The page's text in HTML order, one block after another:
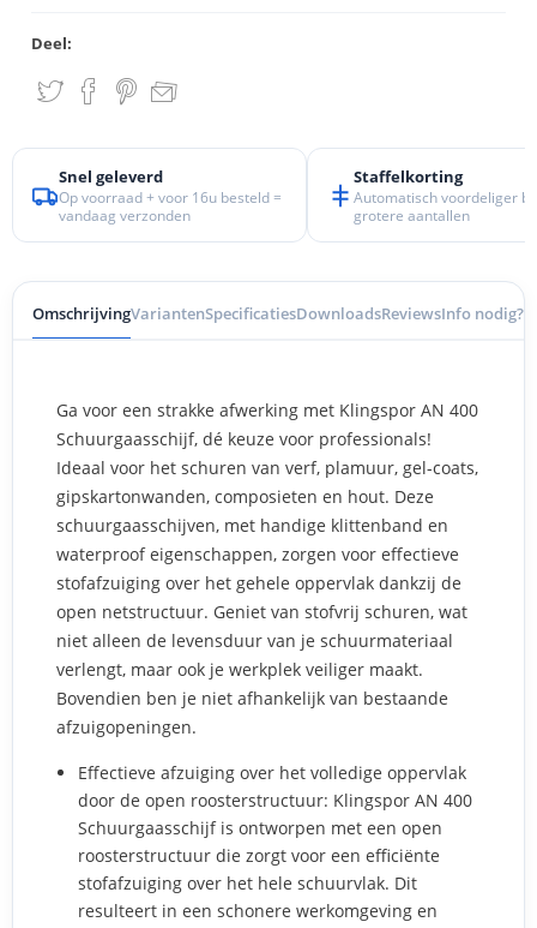
Deel:
Snel geleverd
Op voorraad + voor 16u besteld =
vandaag verzonden
Staffelkorting
Automatisch voordeliger bij
grotere aantallen
OmschrijvingVariantenSpecificatiesDownloadsReviewsInfo nodig?
Ga voor een strakke afwerking met Klingspor AN 400
Schuurgaasschijf, dé keuze voor professionals!
Ideaal voor het schuren van verf, plamuur, gel-coats,
gipskartonwanden, composieten en hout. Deze
schuurgaasschijven, met handige klittenband en
waterproof eigenschappen, zorgen voor effectieve
stofafzuiging over het gehele oppervlak dankzij de
open netstructuur. Geniet van stofvrij schuren, wat
niet alleen de levensduur van je schuurmateriaal
verlengt, maar ook je werkplek veiliger maakt.
Bovendien ben je niet afhankelijk van bestaande
afzuigopeningen.
Effectieve afzuiging over het volledige oppervlak
door de open roosterstructuur: Klingspor AN 400
Schuurgaasschijf is ontworpen met een open
roosterstructuur die zorgt voor een efficiënte
stofafzuiging over het hele schuurvlak. Dit
resulteert in een schonere werkomgeving en